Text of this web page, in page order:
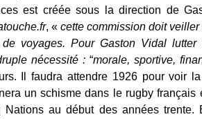
est créée sous la direction de
, « cette commission doit
de voyages. Pour Gaston Vidal lutter
nécessité : “morale, sportive,
Il faudra attendre 1926 pour voir
un schisme dans le rugby
Nations au début des années